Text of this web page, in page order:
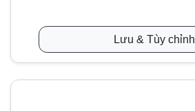
Lưu & Tùy chỉnh